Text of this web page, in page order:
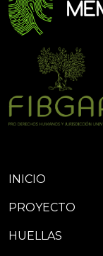
INICIO
PROYECTO
HUELLAS